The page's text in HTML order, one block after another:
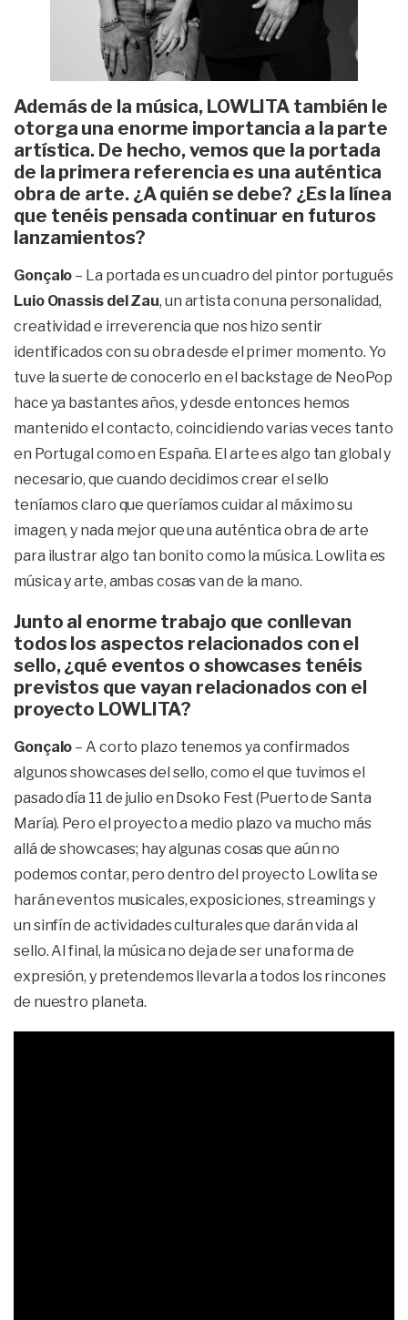
Además de la música, LOWLITA también le
otorga una enorme importancia a la parte
artística. De hecho, vemos que la portada
de la primera referencia es una auténtica
obra de arte. ¿A quién se debe? ¿Es la línea
que tenéis pensada continuar en futuros
lanzamientos?
Gonçalo – La portada es un cuadro del pintor portugués
Luio Onassis del Zau, un artista con una personalidad,
creatividad e irreverencia que nos hizo sentir
identificados con su obra desde el primer momento. Yo
tuve la suerte de conocerlo en el backstage de NeoPop
hace ya bastantes años, y desde entonces hemos
mantenido el contacto, coincidiendo varias veces tanto
en Portugal como en España. El arte es algo tan global y
necesario, que cuando decidimos crear el sello
teníamos claro que queríamos cuidar al máximo su
imagen, y nada mejor que una auténtica obra de arte
para ilustrar algo tan bonito como la música. Lowlita es
música y arte, ambas cosas van de la mano.
Junto al enorme trabajo que conllevan
todos los aspectos relacionados con el
sello, ¿qué eventos o showcases tenéis
previstos que vayan relacionados con el
proyecto LOWLITA?
Gonçalo – A corto plazo tenemos ya confirmados
algunos showcases del sello, como el que tuvimos el
pasado día 11 de julio en Dsoko Fest (Puerto de Santa
María). Pero el proyecto a medio plazo va mucho más
allá de showcases; hay algunas cosas que aún no
podemos contar, pero dentro del proyecto Lowlita se
harán eventos musicales, exposiciones, streamings y
un sinfín de actividades culturales que darán vida al
sello. Al final, la música no deja de ser una forma de
expresión, y pretendemos llevarla a todos los rincones
de nuestro planeta.